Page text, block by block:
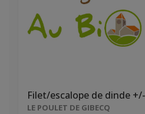
Filet/escalope de dinde
LE POULET DE GIBECQ